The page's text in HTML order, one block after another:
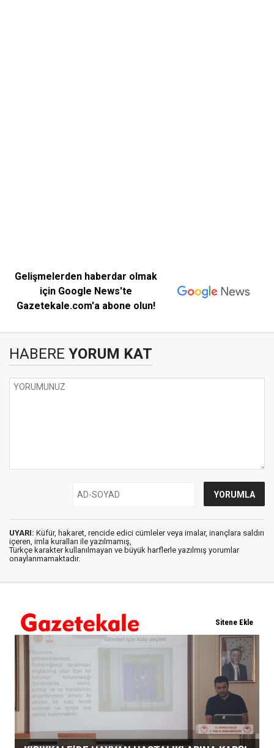
Gelişmelerden haberdar olmak
için Google News'te
Gazetekale.com'a abone olun!
HABERE YORUM KAT
UYARI: Küfür, hakaret, rencide edici cümleler veya imalar, inançlara saldırı
içeren, imla kuralları ile yazılmamış,
Türkçe karakter kullanılmayan ve büyük harflerle yazılmış yorumlar
onaylanmamaktadır.